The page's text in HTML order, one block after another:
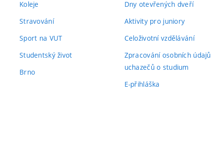
Koleje
Stravování
Sport na VUT
Studentský život
Brno
Dny otevřených dveří
Aktivity pro juniory
Celoživotní vzdělávání
Zpracování osobních údajů
uchazečů o studium
E-přihláška